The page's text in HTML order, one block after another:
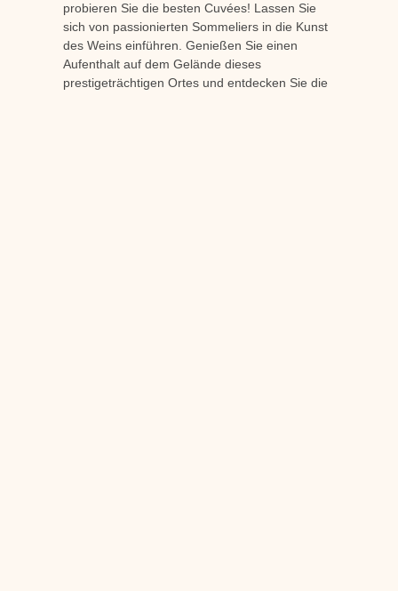
probieren Sie die besten Cuvées! Lassen Sie
sich von passionierten Sommeliers in die Kunst
des Weins einführen. Genießen Sie einen
Aufenthalt auf dem Gelände dieses
prestigeträchtigen Ortes und entdecken Sie die